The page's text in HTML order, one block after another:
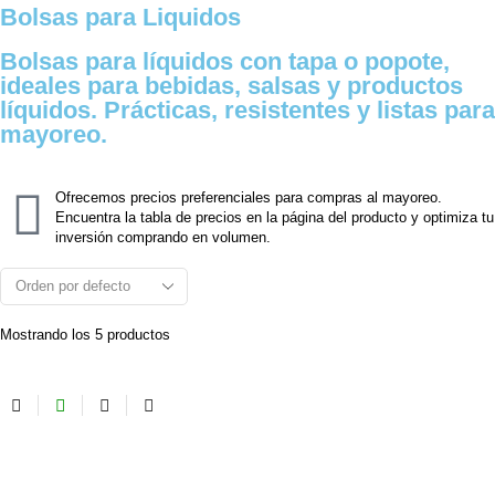
Bolsas para Liquidos
Bolsas para líquidos con tapa o popote,
ideales para bebidas, salsas y productos
líquidos. Prácticas, resistentes y listas para
mayoreo.
Ofrecemos precios preferenciales para compras al mayoreo.
Encuentra la tabla de precios en la página del producto y optimiza tu
inversión comprando en volumen.
Mostrando los 5 productos